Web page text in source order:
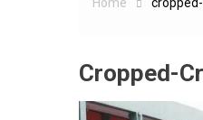
Cropped-